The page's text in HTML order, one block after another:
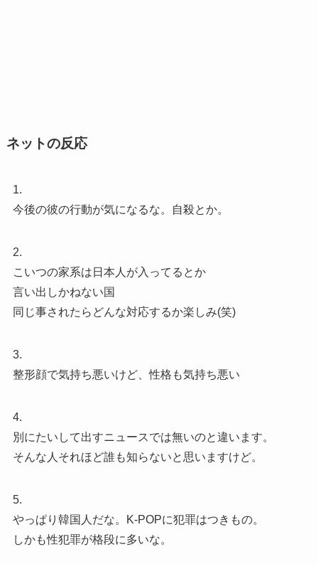
ネットの反応
1.
今後の彼の行動が気になるな。自殺とか。
2.
こいつの家系は日本人が入ってるとか
言い出しかねない国
同じ事されたらどんな対応するか楽しみ(笑)
3.
整形顔で気持ち悪いけど、性格も気持ち悪い
4.
別にたいして出すニュースでは無いのと違います。
そんな人それほど誰も知らないと思いますけど。
5.
やっぱり韓国人だな。K-POPに犯罪はつきもの。
しかも性犯罪が格段に多いな。